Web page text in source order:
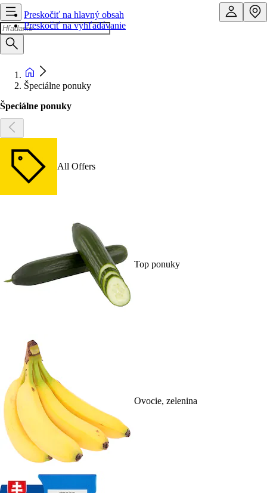
Preskočiť na hlavný obsah
Preskočiť na vyhľadávanie
Špeciálne ponuky
Špeciálne ponuky
All Offers
Top ponuky
Ovocie, zelenina